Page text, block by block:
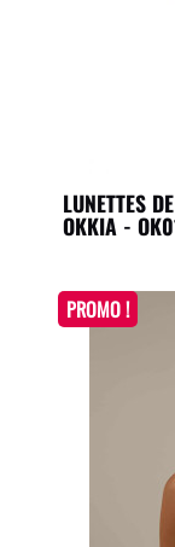
LUNETTES
OKKIA -
PROMO !